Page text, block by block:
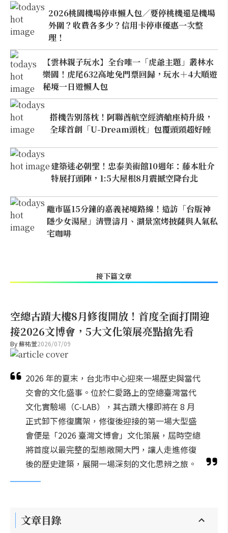
2026桃園機場停車懶人包／要停桃機還是機場
外圍？收費各多少？信用卡停車優惠一次整
理！
【雲林親子玩水】全台唯一「虎爺主題」叢林水
樂園！虎尾632高地免門票回歸，玩水＋4大順遊
秘境一日遊懶人包
搭機告別落枕！阿聯酋航空經濟艙座椅升級，
全球首創「U-Dream頭枕」包覆頭頸超好睡
建築迷必朝聖！忠泰美術館10週年：藤本壯介
特展打頭陣，1:5大屋根8月震撼空降台北
離市區15分鐘的嘉義祕境路線！造訪「台版神
隱少女湯屋」清豐濤月、湖景窯烤披薩與人氣私
宅咖啡
接下篇文章
空總古蹟大樓8月修復開放！首度全面打開迎
接2026文博會，5大文化策展亮點搶先看
By蘇祐萱2026/07/09
2026 年的夏末，台北市中心迎來一場歷史與當代
交會的文化盛事。位於仁愛路上的空總臺灣當代
文化實驗場（C-LAB），其古蹟大樓即將在 8 月
正式卸下修復鷹架，修復後迎接的第一場大型盛
會便是「2026 臺灣文博會」文化策展，屆時空總
將首度以最完整的型態敞開大門，讓人走進修復
後的歷史建築，展開一場深刻的文化思辨之旅。
文章目錄